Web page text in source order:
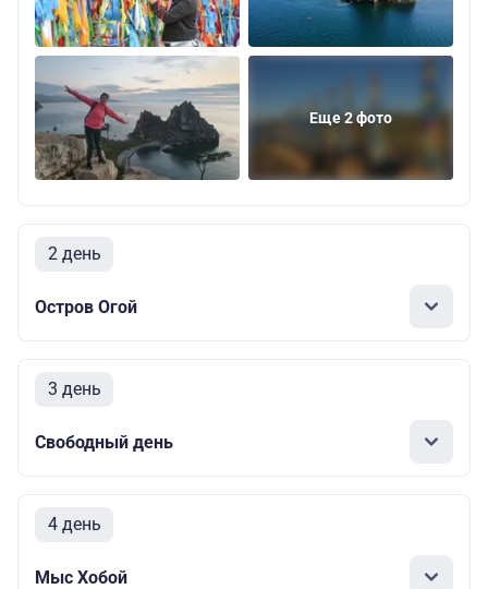
Еще 2 фото
2 день
Остров Огой
3 день
Свободный день
4 день
Мыс Хобой